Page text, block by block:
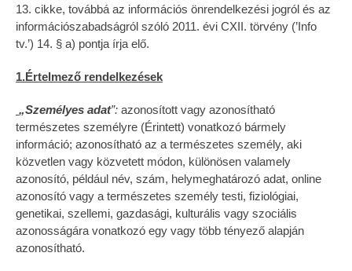
13. cikke, továbbá az információs önrendelkezési jogról és az
információszabadságról szóló 2011. évi CXII. törvény (’Info
tv.’) 14. § a) pontja írja elő.
1.Értelmező rendelkezések
„Személyes adat”: azonosított vagy azonosítható
természetes személyre (Érintett) vonatkozó bármely
információ; azonosítható az a természetes személy, aki
közvetlen vagy közvetett módon, különösen valamely
azonosító, például név, szám, helymeghatározó adat, online
azonosító vagy a természetes személy testi, fiziológiai,
genetikai, szellemi, gazdasági, kulturális vagy szociális
azonosságára vonatkozó egy vagy több tényező alapján
azonosítható.